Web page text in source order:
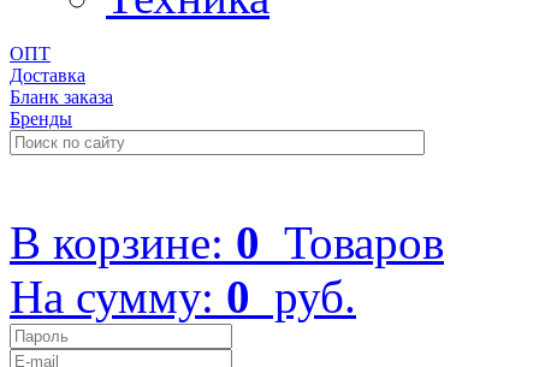
ОПТ
Доставка
Бланк заказа
Бренды
В корзине: 0 Товаров
На сумму: 0 руб.